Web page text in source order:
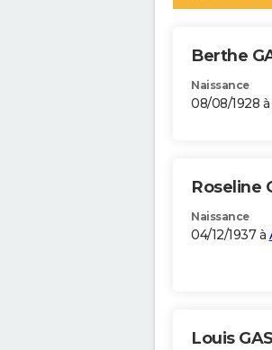
Berthe
Naissance
08/08/1928 à
Roseline
Naissance
04/12/1937 à
Louis